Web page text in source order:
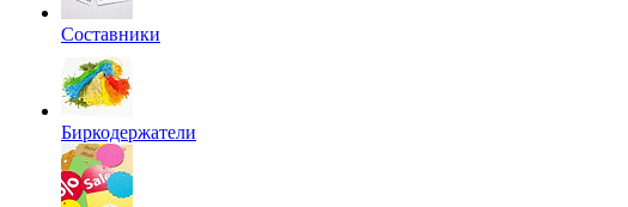
Составники
Биркодержатели